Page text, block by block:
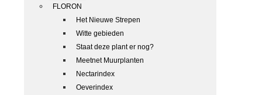
FLORON
Het Nieuwe Strepen
Witte gebieden
Staat deze plant er nog?
Meetnet Muurplanten
Nectarindex
Oeverindex